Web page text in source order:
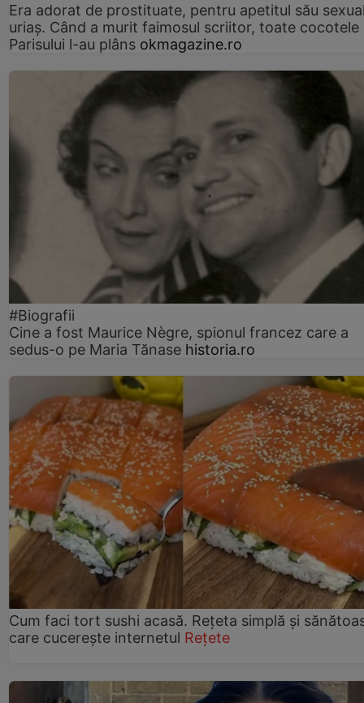
Era adorat de prostituate, pentru apetitul său
uriaș. Când a murit faimosul scriitor, toate cocotele
Parisului l-au plâns okmagazine.ro
#Biografii
Cine a fost Maurice Nègre, spionul francez care a
sedus-o pe Maria Tănase historia.ro
Cum faci tort sushi acasă. Rețeta simplă și
care cucerește internetul Rețete